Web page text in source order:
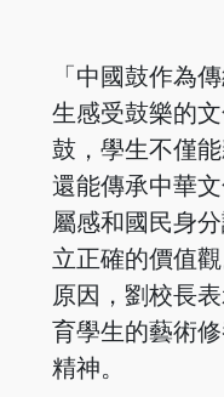
「中國鼓作為
生感受鼓樂的
鼓，學生不僅
還能傳承中華
屬感和國民身
立正確的價值
原因，劉校長
育學生的藝術
精神。